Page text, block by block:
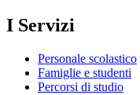
I Servizi
Personale scolastico
Famiglie e studenti
Percorsi di studio